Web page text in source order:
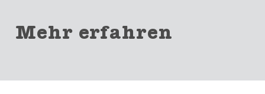
Mehr erfahren